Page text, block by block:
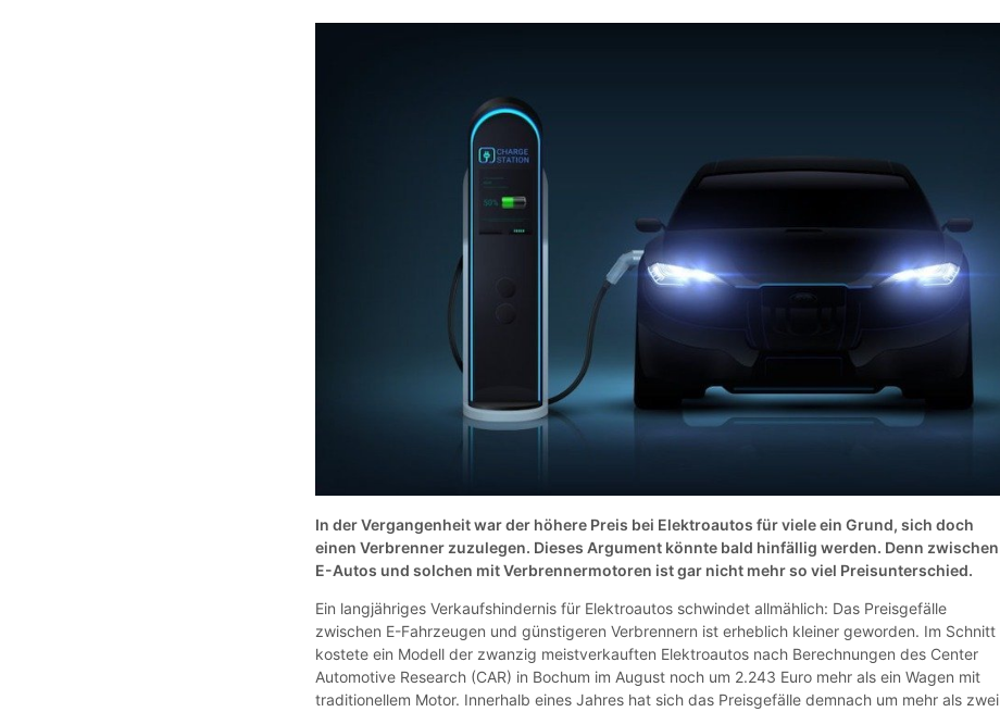
In der Vergangenheit war der höhere Preis bei Elektroautos für viele ein Grund, sich doch
einen Verbrenner zuzulegen. Dieses Argument könnte bald hinfällig werden. Denn zwischen
E-Autos und solchen mit Verbrennermotoren ist gar nicht mehr so viel Preisunterschied.
Ein langjähriges Verkaufshindernis für Elektroautos schwindet allmählich: Das Preisgefälle
zwischen E-Fahrzeugen und günstigeren Verbrennern ist erheblich kleiner geworden. Im Schnitt
kostete ein Modell der zwanzig meistverkauften Elektroautos nach Berechnungen des Center
Automotive Research (CAR) in Bochum im August noch um 2.243 Euro mehr als ein Wagen mit
traditionellem Motor. Innerhalb eines Jahres hat sich das Preisgefälle demnach um mehr als zwei